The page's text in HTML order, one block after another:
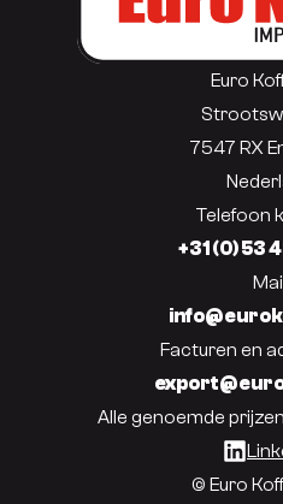
Euro
7547 RX
Telefoon
+31 (0) 53
Facturen en
Alle genoemde
© Euro